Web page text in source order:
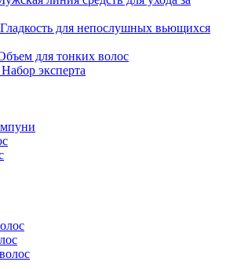
для непослушных вьющихся
для тонких волос
эксперта